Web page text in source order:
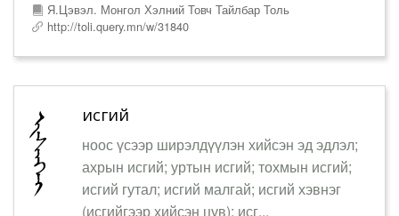
Я.Цэвэл. Монгол Хэлний Товч Тайлбар Толь
http://toli.query.mn/w/31840
исгий
ноос үсээр ширэлдүүлэн хийсэн эд эдлэл;
ахрын исгий; уртын исгий; тохмын исгий;
исгий гутал; исгий малгай; исгий хэвнэг
(исгийгээр хийсэн цув); исг...